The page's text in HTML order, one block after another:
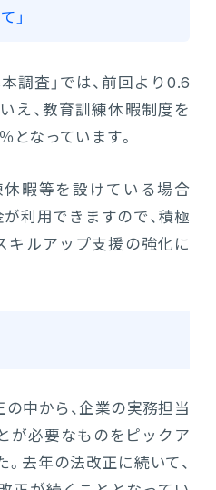
て」
調査」では、前回より0.6
え、教育訓練休暇制度を
となっています。
暇等を設けている場合
利用できますので、積極
キルアップ支援の強化に
中から、企業の実務担当
が必要なものをピックア
去年の法改正に続いて、